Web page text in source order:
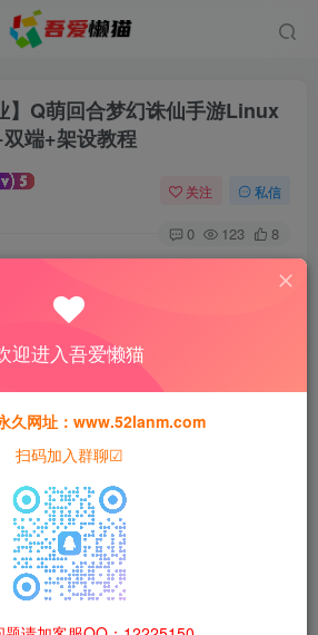
】Q萌回合梦幻诛仙手游Linux
端+架设教程
关注 私信
0 123 8
付费后查看
猫粮30
15 钻石会员 免费
络收集整理而来，仅供学习研究使用，请在下
载后24h内删除，谢谢合作！
学习交流，禁止商业运营与违法、侵权
迎进入吾爱懒猫
久网址：www.52lanm.com
扫码加入群聊☑